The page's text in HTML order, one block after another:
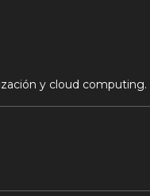
y cloud computing.